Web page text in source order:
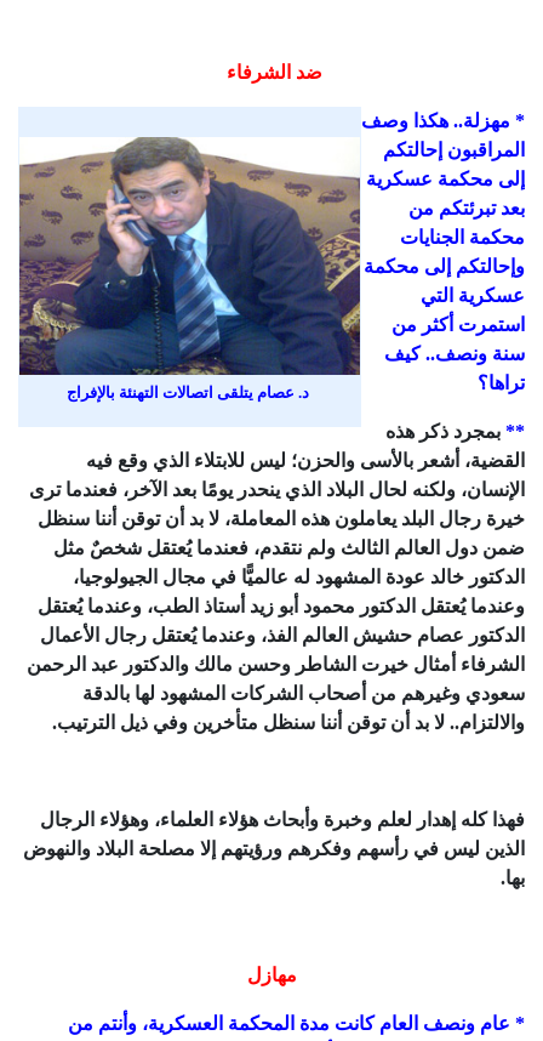
ضد الشرفاء
د. عصام يتلقى اتصالات التهنئة بالإفراج
* مهزلة.. هكذا وصف
المراقبون إحالتكم
إلى محكمة عسكرية
بعد تبرئتكم من
محكمة الجنايات
وإحالتكم إلى محكمة
عسكرية التي
استمرت أكثر من
سنة ونصف.. كيف
تراها؟
** بمجرد ذكر هذه
القضية، أشعر بالأسى والحزن؛ ليس للابتلاء الذي وقع فيه
الإنسان، ولكنه لحال البلاد الذي ينحدر يومًا بعد الآخر، فعندما ترى
خيرة رجال البلد يعاملون هذه المعاملة، لا بد أن توقن أننا سنظل
ضمن دول العالم الثالث ولم نتقدم، فعندما يُعتقل شخصٌ مثل
الدكتور خالد عودة المشهود له عالميًّا في مجال الجيولوجيا،
وعندما يُعتقل الدكتور محمود أبو زيد أستاذ الطب، وعندما يُعتقل
الدكتور عصام حشيش العالم الفذ، وعندما يُعتقل رجال الأعمال
الشرفاء أمثال خيرت الشاطر وحسن مالك والدكتور عبد الرحمن
سعودي وغيرهم من أصحاب الشركات المشهود لها بالدقة
والالتزام.. لا بد أن توقن أننا سنظل متأخرين وفي ذيل الترتيب.
فهذا كله إهدار لعلم وخبرة وأبحاث هؤلاء العلماء، وهؤلاء الرجال
الذين ليس في رأسهم وفكرهم ورؤيتهم إلا مصلحة البلاد والنهوض
بها.
مهازل
* عام ونصف العام كانت مدة المحكمة العسكرية، وأنتم من